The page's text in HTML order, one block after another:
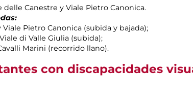
delle Canestre y Viale Pietro Canonica.
Pietro Canonica (subida y bajada);
di Valle Giulia (subida);
Marini (recorrido llano).
con discapacidades